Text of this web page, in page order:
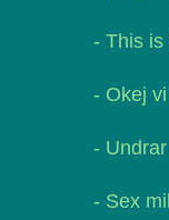
- This is
- Okej
-
- Sex